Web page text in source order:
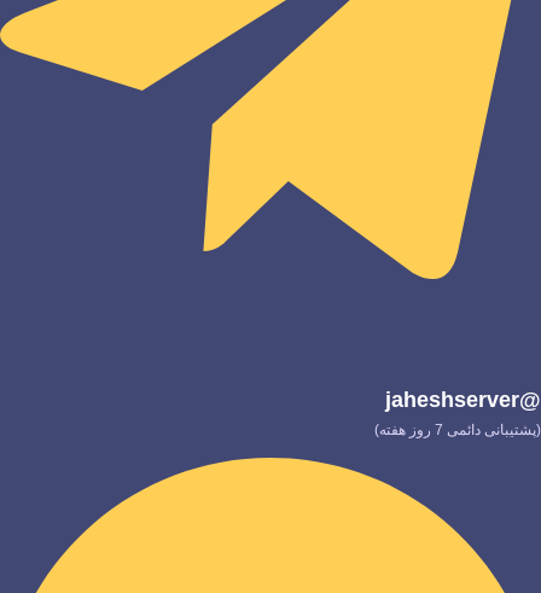
@jaheshserver
(پشتیبانی دائمی 7 روز هفته)